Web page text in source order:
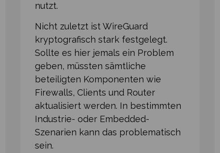
nutzt.
Nicht zuletzt ist WireGuard
kryptografisch stark festgelegt.
Sollte es hier jemals ein Problem
geben, müssten sämtliche
beteiligten Komponenten wie
Firewalls, Clients und Router
aktualisiert werden. In bestimmten
Industrie- oder Embedded-
Szenarien kann das problematisch
sein.